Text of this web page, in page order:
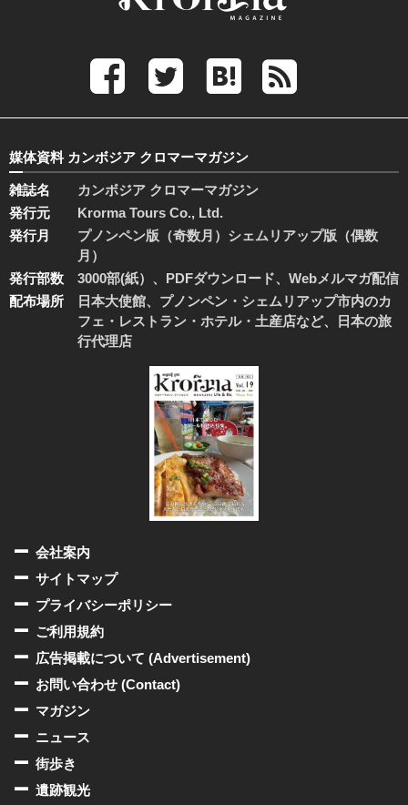
媒体資料 カンボジア クロマーマガジン
雑誌名
カンボジア クロマーマガジン
発行元
Krorma Tours Co., Ltd.
発行月
プノンペン版（奇数月）シェムリアップ版（偶数
月）
発行部数
3000部(紙）、PDFダウンロード、Webメルマガ配信
配布場所
日本大使館、プノンペン・シェムリアップ市内のカ
フェ・レストラン・ホテル・土産店など、日本の旅
行代理店
会社案内
サイトマップ
プライバシーポリシー
ご利用規約
広告掲載について (Advertisement)
お問い合わせ (Contact)
マガジン
ニュース
街歩き
遺跡観光